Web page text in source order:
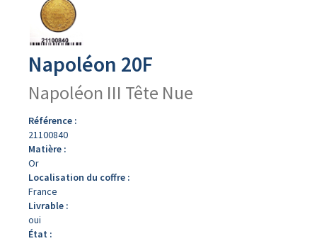
produit
Napoléon 20F
Napoléon III Tête Nue
Référence :
21100840
Matière :
Or
Localisation du coffre :
France
Livrable :
oui
État :